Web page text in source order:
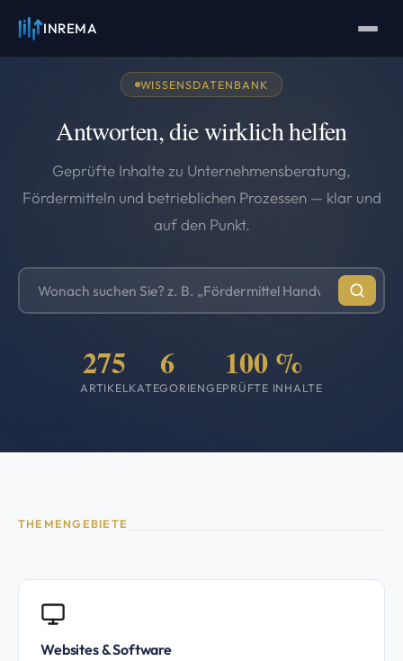
INREMA
WISSENSDATENBANK
Antworten, die wirklich helfen
Geprüfte Inhalte zu Unternehmensberatung,
Fördermitteln und betrieblichen Prozessen — klar und
auf den Punkt.
Suchbegriff eingeben
275
ARTIKEL
6
KATEGORIEN
100 %
GEPRÜFTE INHALTE
THEMENGEBIETE
Websites & Software
INREMA